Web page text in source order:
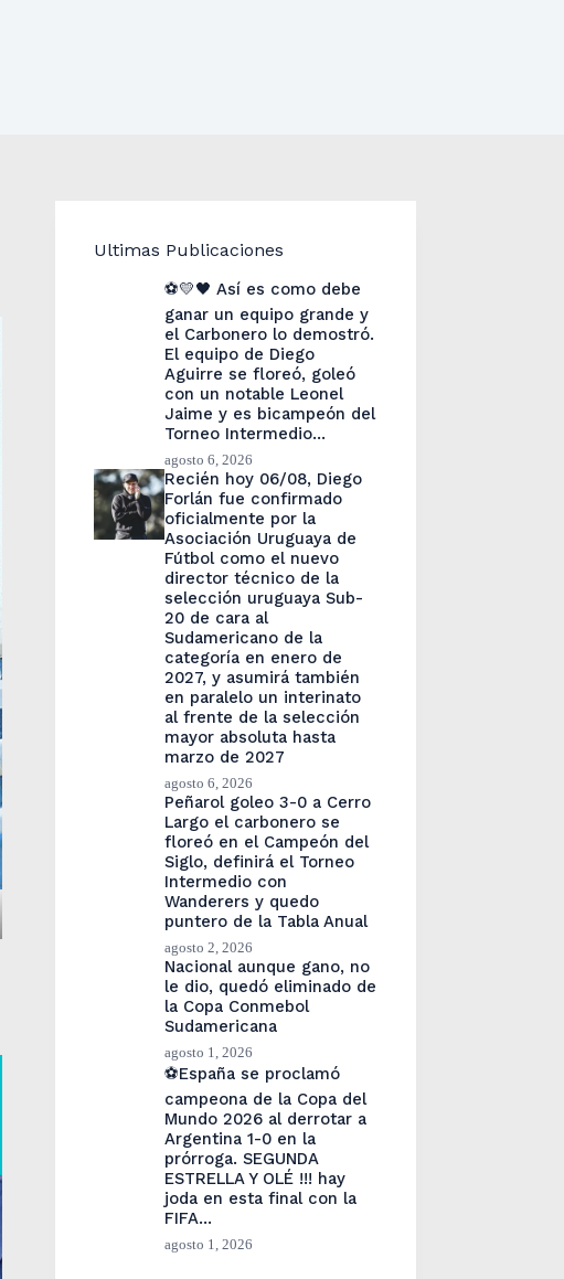
Ultimas Publicaciones
⚽💛🖤 Así es como debe
ganar un equipo grande y
el Carbonero lo demostró.
El equipo de Diego
Aguirre se floreó, goleó
con un notable Leonel
Jaime y es bicampeón del
Torneo Intermedio…
agosto 6, 2026
Recién hoy 06/08, Diego
Forlán fue confirmado
oficialmente por la
Asociación Uruguaya de
Fútbol como el nuevo
director técnico de la
selección uruguaya Sub-
20 de cara al
Sudamericano de la
categoría en enero de
2027, y asumirá también
en paralelo un interinato
al frente de la selección
mayor absoluta hasta
marzo de 2027
agosto 6, 2026
Peñarol goleo 3-0 a Cerro
Largo el carbonero se
floreó en el Campeón del
Siglo, definirá el Torneo
Intermedio con
Wanderers y quedo
puntero de la Tabla Anual
agosto 2, 2026
Nacional aunque gano, no
le dio, quedó eliminado de
la Copa Conmebol
Sudamericana
agosto 1, 2026
⚽España se proclamó
campeona de la Copa del
Mundo 2026 al derrotar a
Argentina 1-0 en la
prórroga. SEGUNDA
ESTRELLA Y OLÉ !!! hay
joda en esta final con la
FIFA…
agosto 1, 2026